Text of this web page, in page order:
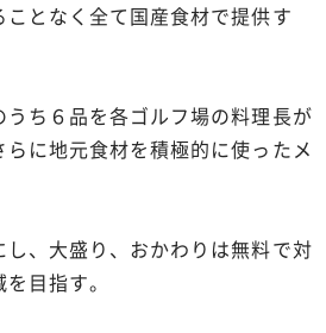
となく全て国産食材で提供す
うち６品を各ゴルフ場の料理長が
に地元食材を積極的に使ったメ
、大盛り、おかわりは無料で対
目指す。